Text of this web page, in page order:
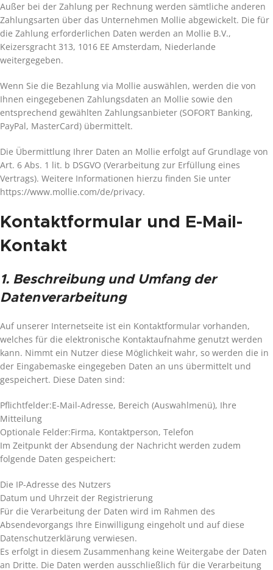
Außer bei der Zahlung per Rechnung werden sämtliche anderen
Zahlungsarten über das Unternehmen Mollie abgewickelt. Die für
die Zahlung erforderlichen Daten werden an Mollie B.V.,
Keizersgracht 313, 1016 EE Amsterdam, Niederlande
weitergegeben.
Wenn Sie die Bezahlung via Mollie auswählen, werden die von
Ihnen eingegebenen Zahlungsdaten an Mollie sowie den
entsprechend gewählten Zahlungsanbieter (SOFORT Banking,
PayPal, MasterCard) übermittelt.
Die Übermittlung Ihrer Daten an Mollie erfolgt auf Grundlage von
Art. 6 Abs. 1 lit. b DSGVO (Verarbeitung zur Erfüllung eines
Vertrags). Weitere Informationen hierzu finden Sie unter
https://www.mollie.com/de/privacy.
Kontaktformular und E-Mail-
Kontakt
1. Beschreibung und Umfang der
Datenverarbeitung
Auf unserer Internetseite ist ein Kontaktformular vorhanden,
welches für die elektronische Kontaktaufnahme genutzt werden
kann. Nimmt ein Nutzer diese Möglichkeit wahr, so werden die in
der Eingabemaske eingegeben Daten an uns übermittelt und
gespeichert. Diese Daten sind:
Pflichtfelder:E-Mail-Adresse, Bereich (Auswahlmenü), Ihre
Mitteilung
Optionale Felder:Firma, Kontaktperson, Telefon
Im Zeitpunkt der Absendung der Nachricht werden zudem
folgende Daten gespeichert:
Die IP-Adresse des Nutzers
Datum und Uhrzeit der Registrierung
Für die Verarbeitung der Daten wird im Rahmen des
Absendevorgangs Ihre Einwilligung eingeholt und auf diese
Datenschutzerklärung verwiesen.
Es erfolgt in diesem Zusammenhang keine Weitergabe der Daten
an Dritte. Die Daten werden ausschließlich für die Verarbeitung